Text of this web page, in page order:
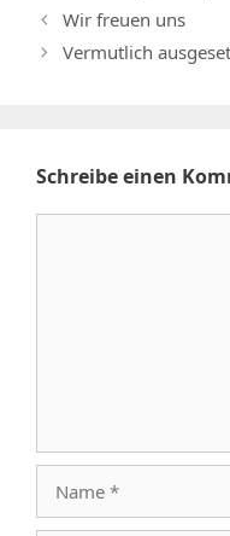
Wir freuen uns
Vermutlich
Schreibe einen